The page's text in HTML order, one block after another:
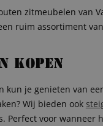
zitmeubelen van
ruim assortiment
kopen
je genieten van
Wij bieden ook
Perfect voor wanneer